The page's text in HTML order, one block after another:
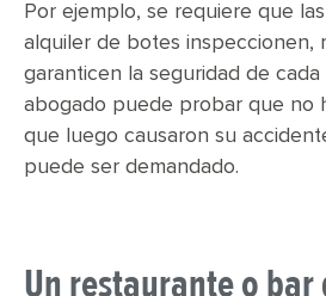
Por ejemplo, se requiere que
alquiler de botes inspeccionen,
garanticen la seguridad de cada
abogado puede probar que no
que luego causaron su
puede ser demandado.
Un restaurante o bar